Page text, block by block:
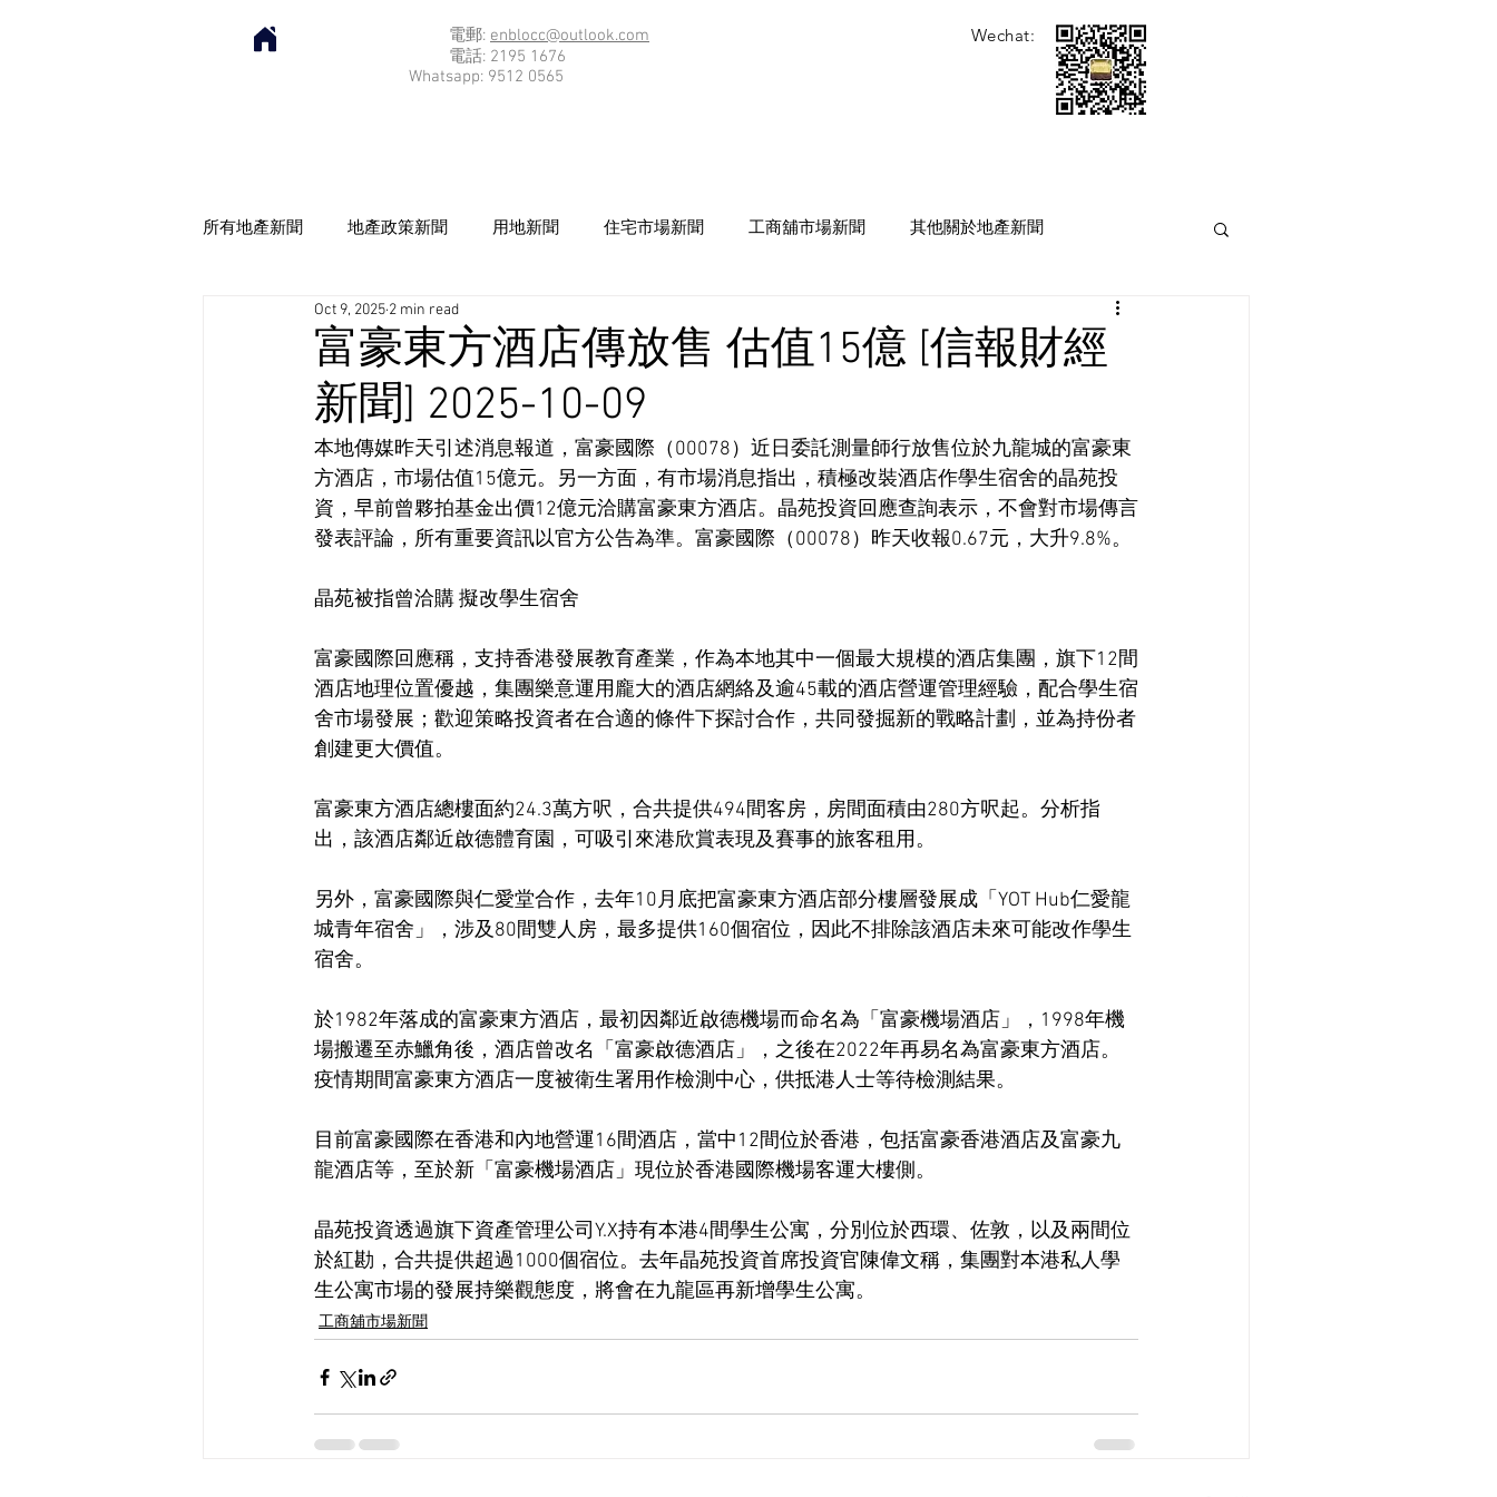
電郵: enblocc@outlook.com
電話: 2195 1676
Whatsapp: 9512 0565
Wechat:
所有地產新聞 地產政策新聞 用地新聞 住宅市場新聞 工商舖市場新聞 其他關於地產新聞
富豪東方酒店傳放售 估值15億 [信報財經
新聞] 2025-10-09
Oct 9, 2025 2 min read
本地傳媒昨天引述消息報道，富豪國際（00078）近日委託測量師行放售位於九龍城的富豪東
方酒店，市場估值15億元。另一方面，有市場消息指出，積極改裝酒店作學生宿舍的晶苑投
資，早前曾夥拍基金出價12億元洽購富豪東方酒店。晶苑投資回應查詢表示，不會對市場傳言
發表評論，所有重要資訊以官方公告為準。富豪國際（00078）昨天收報0.67元，大升9.8%。
晶苑被指曾洽購 擬改學生宿舍
富豪國際回應稱，支持香港發展教育產業，作為本地其中一個最大規模的酒店集團，旗下12間
酒店地理位置優越，集團樂意運用龐大的酒店網絡及逾45載的酒店營運管理經驗，配合學生宿
舍市場發展；歡迎策略投資者在合適的條件下探討合作，共同發掘新的戰略計劃，並為持份者
創建更大價值。
富豪東方酒店總樓面約24.3萬方呎，合共提供494間客房，房間面積由280方呎起。分析指
出，該酒店鄰近啟德體育園，可吸引來港欣賞表現及賽事的旅客租用。
另外，富豪國際與仁愛堂合作，去年10月底把富豪東方酒店部分樓層發展成「YOT Hub仁愛龍
城青年宿舍」，涉及80間雙人房，最多提供160個宿位，因此不排除該酒店未來可能改作學生
宿舍。
於1982年落成的富豪東方酒店，最初因鄰近啟德機場而命名為「富豪機場酒店」，1998年機
場搬遷至赤鱲角後，酒店曾改名「富豪啟德酒店」，之後在2022年再易名為富豪東方酒店。
疫情期間富豪東方酒店一度被衛生署用作檢測中心，供抵港人士等待檢測結果。
目前富豪國際在香港和內地營運16間酒店，當中12間位於香港，包括富豪香港酒店及富豪九
龍酒店等，至於新「富豪機場酒店」現位於香港國際機場客運大樓側。
晶苑投資透過旗下資產管理公司Y.X持有本港4間學生公寓，分別位於西環、佐敦，以及兩間位
於紅勘，合共提供超過1000個宿位。去年晶苑投資首席投資官陳偉文稱，集團對本港私人學
生公寓市場的發展持樂觀態度，將會在九龍區再新增學生公寓。
工商舖市場新聞